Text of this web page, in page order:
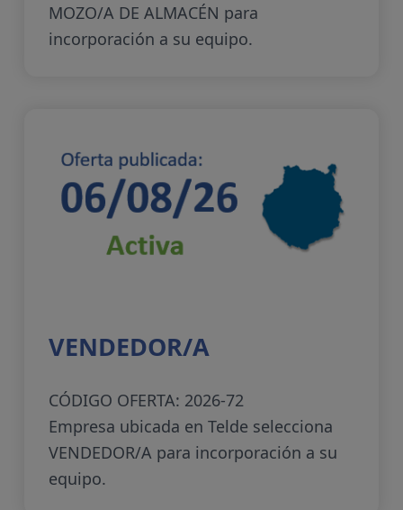
MOZO/A DE ALMACÉN para
incorporación a su equipo.
VENDEDOR/A
CÓDIGO OFERTA: 2026-72
Empresa ubicada en Telde selecciona
VENDEDOR/A para incorporación a su
equipo.